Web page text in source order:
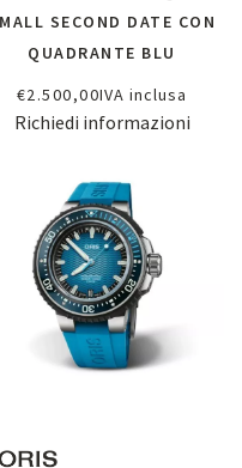
SECOND DATE CON
QUADRANTE BLU
€2.500,00IVA inclusa
Richiedi informazioni